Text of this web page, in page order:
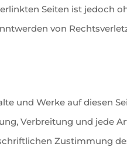
Seiten ist jedoch
von
und Werke auf diesen
Verbreitung und jede
Zustimmung